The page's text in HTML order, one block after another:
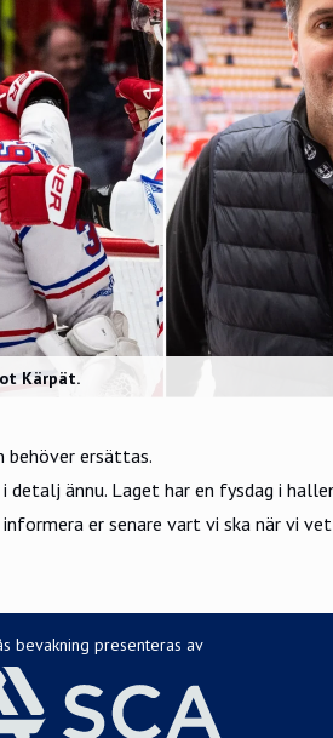
Kärpät.
behöver ersättas.
detalj ännu. Laget har en fysdag i
er senare vart vi ska när vi
bevakning presenteras av